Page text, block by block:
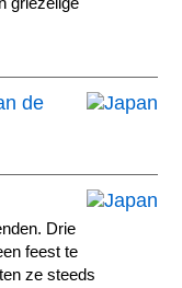
de
Drie
feest te
ze steeds